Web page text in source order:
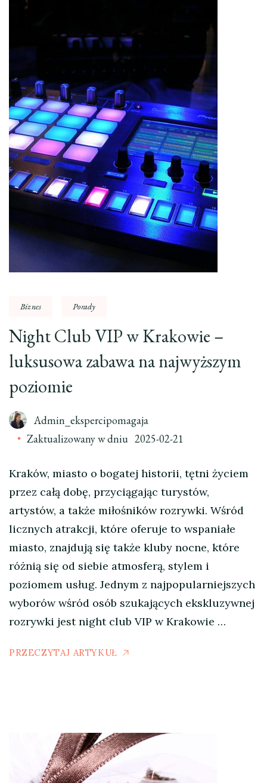
Biznes Porady
Night Club VIP w Krakowie –
luksusowa zabawa na najwyższym
poziomie
Admin_ekspercipomagaja
Zaktualizowany w dniu 2025-02-21
Kraków, miasto o bogatej historii, tętni życiem
przez całą dobę, przyciągając turystów,
artystów, a także miłośników rozrywki. Wśród
licznych atrakcji, które oferuje to wspaniałe
miasto, znajdują się także kluby nocne, które
różnią się od siebie atmosferą, stylem i
poziomem usług. Jednym z najpopularniejszych
wyborów wśród osób szukających ekskluzywnej
rozrywki jest night club VIP w Krakowie …
PRZECZYTAJ ARTYKUŁ